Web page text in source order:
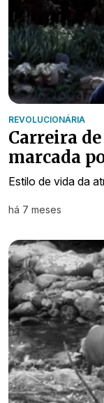
REVOLUCIONÁRIA
Carreira
marcada
Estilo de vida da
há 7 meses